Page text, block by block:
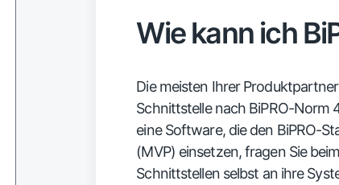
Wie kann ich
Die meisten Ihrer
Schnittstelle nach BiPRO-Norm
eine Software, die den BiPRO-
(MVP) einsetzen, fragen Sie
Schnittstellen selbst an ihre